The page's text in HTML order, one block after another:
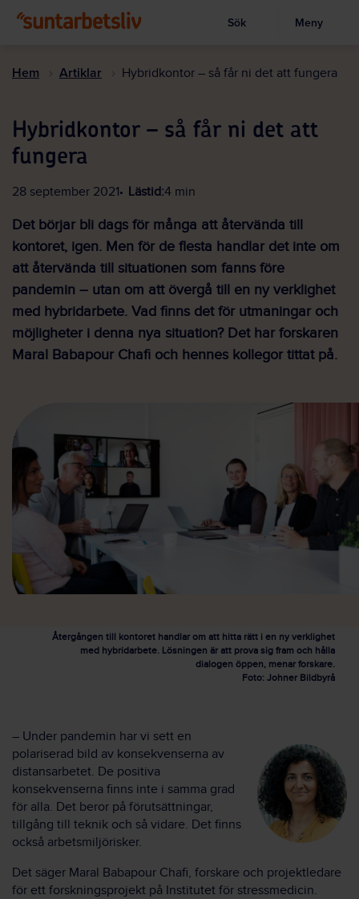
till
Visa sökruta
Sök Meny
Hem Artiklar Hybridkontor – så får ni det att fungera
Hybridkontor – så får ni det att
fungera
28 september 2021 Lästid:4 min
Det börjar bli dags för många att återvända till
kontoret, igen. Men för de flesta handlar det inte om
att återvända till situationen som fanns före
pandemin – utan om att övergå till en ny verklighet
med hybridarbete. Vad finns det för utmaningar och
möjligheter i denna nya situation? Det har forskaren
Maral Babapour Chafi och hennes kollegor tittat på.
Återgången till kontoret handlar om att hitta rätt i en ny verklighet
med hybridarbete. Lösningen är att prova sig fram och hålla
dialogen öppen, menar forskare.
Foto: Johner Bildbyrå
– Under pandemin har vi sett en
polariserad bild av konsekvenserna av
distansarbetet. De positiva
konsekvenserna finns inte i samma grad
för alla. Det beror på förutsättningar,
tillgång till teknik och så vidare. Det finns
också arbetsmiljörisker.
Det säger Maral Babapour Chafi, forskare och projektledare
för ett forskningsprojekt på Institutet för stressmedicin.